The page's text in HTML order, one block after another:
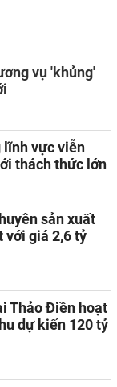
vụ 'khủng'
lĩnh vực viễn
thách thức lớn
sản xuất
với giá 2,6 tỷ
Thảo Điền hoạt
dự kiến 120 tỷ